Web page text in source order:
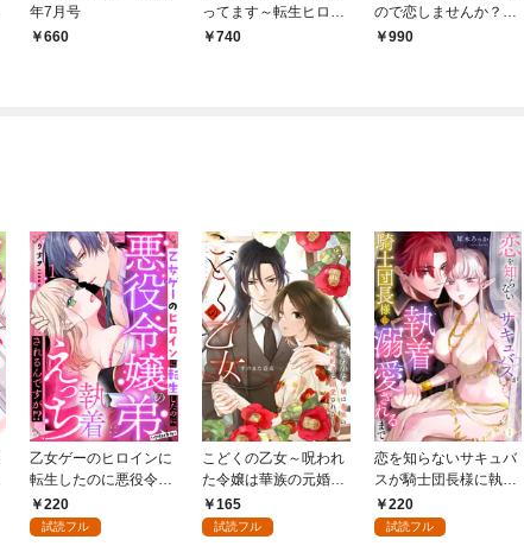
年7月号
660
ってます～転生ヒロイ
ン、乙女ゲーム奮闘記
740
ので恋しませんか？
穢れを負った転生聖女
990
乙女ゲーのヒロインに
転生したのに悪役令嬢
の弟（攻略対象外）に
執着えっちされるんで
220
試読フル
こどくの乙女～呪われ
た令嬢は華族の元婚約
者に溺愛される～: 1
165
試読フル
恋を知らないサキュバ
スが騎士団長様に執着
溺愛されるまで: 1
220
試読フル